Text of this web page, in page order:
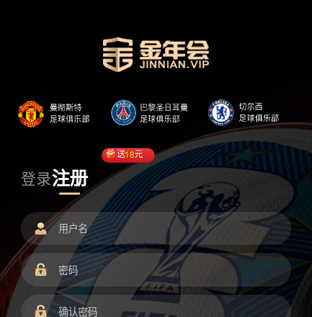
登录注册
送18元